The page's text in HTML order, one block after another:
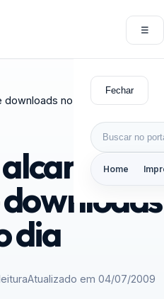
☰
Fechar
Buscar por:
Home
no primeiro dia
5
dia
Atualizado em 04/07/2009